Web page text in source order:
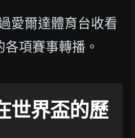
愛爾達體育台收看
項賽事轉播。
世界盃的歷